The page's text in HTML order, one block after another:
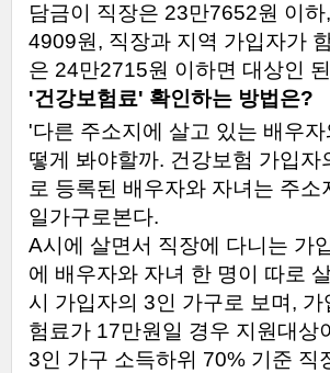
담금이
직장은 23만7652원 이하,
4909원 , 직장과 지역 가입자가
은 24만2715원 이하면 대상인
'건강보험료' 확인하는 방법은?
'다른 주소지에 살고 있는 배우자
떻게 봐야할까. 건강보험 가입자
로 등록된 배우자와 자녀는 주소
일가구로본다.
A시에 살면서 직장에 다니는 가
에 배우자와 자녀 한 명이 따로
시
가입자의 3인 가구로 보며 , 가
험료가 17만원일 경우 지원대상이
3인 가구 소득하위 70% 기준 직